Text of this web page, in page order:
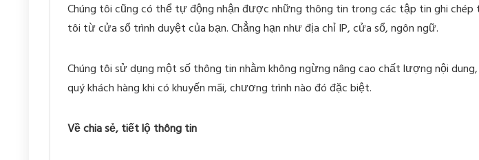
Chúng tôi cũng có thể tự động nhận được những thông tin trong các tập tin ghi chép
tôi từ cửa sổ trình duyệt của bạn. Chẳng hạn như địa chỉ IP, cửa sổ, ngôn ngữ.
Chúng tôi sử dụng một số thông tin nhằm không ngừng nâng cao chất lượng nội
quý khách hàng khi có khuyến mãi, chương trình nào đó đặc biệt.
Về chia sẻ, tiết lộ thông tin